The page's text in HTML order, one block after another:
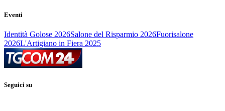
Eventi
Identità Golose 2026Salone del Risparmio 2026Fuorisalone
2026L'Artigiano in Fiera 2025
Seguici su